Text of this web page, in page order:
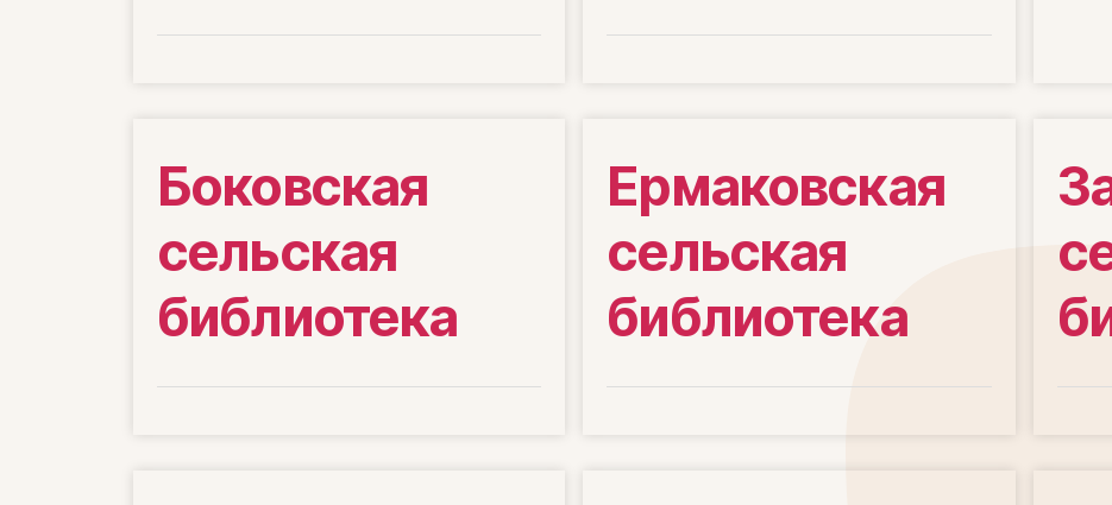
Боковская
сельская
библиотека
Ермаковская
сельская
библиотека